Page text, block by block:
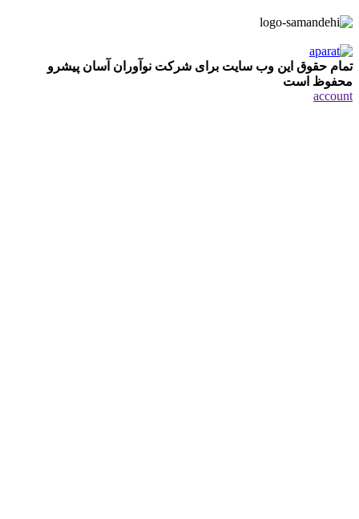
تمام حقوق این وب سایت برای شرکت نوآوران آسان پیشرو
محفوظ است
account